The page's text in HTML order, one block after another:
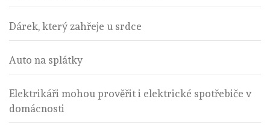
Dárek, který zahřeje u srdce
Auto na splátky
Elektrikáři mohou prověřit i elektrické spotřebiče v
domácnosti